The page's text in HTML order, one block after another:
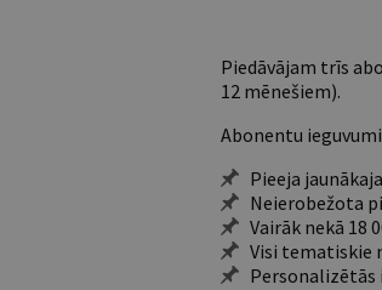
Piedāvājam trīs
12 mēnešiem).
Abonentu
Pieeja
Neierobežota
Vairāk nekā 18
Visi tematiskie
Personalizētās